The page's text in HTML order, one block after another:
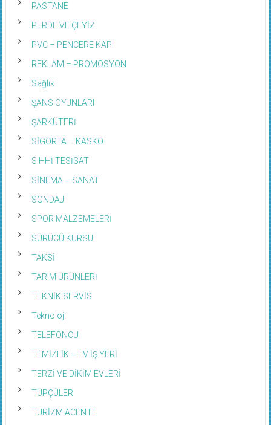
PASTANE
PERDE VE ÇEYİZ
PVC – PENCERE KAPI
REKLAM – PROMOSYON
Sağlık
ŞANS OYUNLARI
ŞARKÜTERİ
SİGORTA – KASKO
SIHHİ TESİSAT
SİNEMA – SANAT
SONDAJ
SPOR MALZEMELERİ
SÜRÜCÜ KURSU
TAKSİ
TARIM ÜRÜNLERİ
TEKNİK SERVİS
Teknoloji
TELEFONCU
TEMİZLİK – EV İŞ YERİ
TERZİ VE DİKİM EVLERİ
TÜPÇÜLER
TURİZM ACENTE